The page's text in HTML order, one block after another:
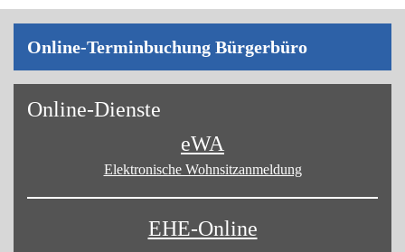
On­line-Ter­min­bu­chung Bür­ger­bü­ro
On­line-Diens­te
eWA
Elektronische Wohnsitz­anmeldung
EHE-Online